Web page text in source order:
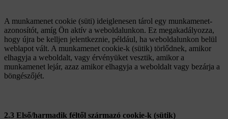
A munkamenet cookie (süti) ideiglenesen tárol egy munkamenet-
azonosítót, amíg Ön aktív a weboldalunkon. Ez megakadályozza,
hogy újra be kelljen jelentkeznie, például, ha weboldalunkon belül
weblapot vált. A munkamenet cookie-k (sütik) törlődnek, amikor
elhagyja a weboldalt, vagy érvényüket vesztik, amikor a
munkamenet lejár, azaz amikor elhagyja a weboldalt vagy bezárja a
böngészőjét.
2.3 Első/harmadik féltől származó cookie-k (sütik)